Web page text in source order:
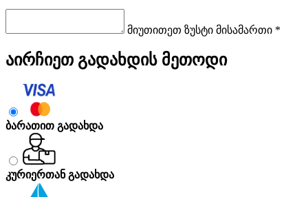
მიუთითეთ ზუსტი მისამართი *
აირჩიეთ გადახდის მეთოდი
ბარათით გადახდა
კურიერთან გადახდა